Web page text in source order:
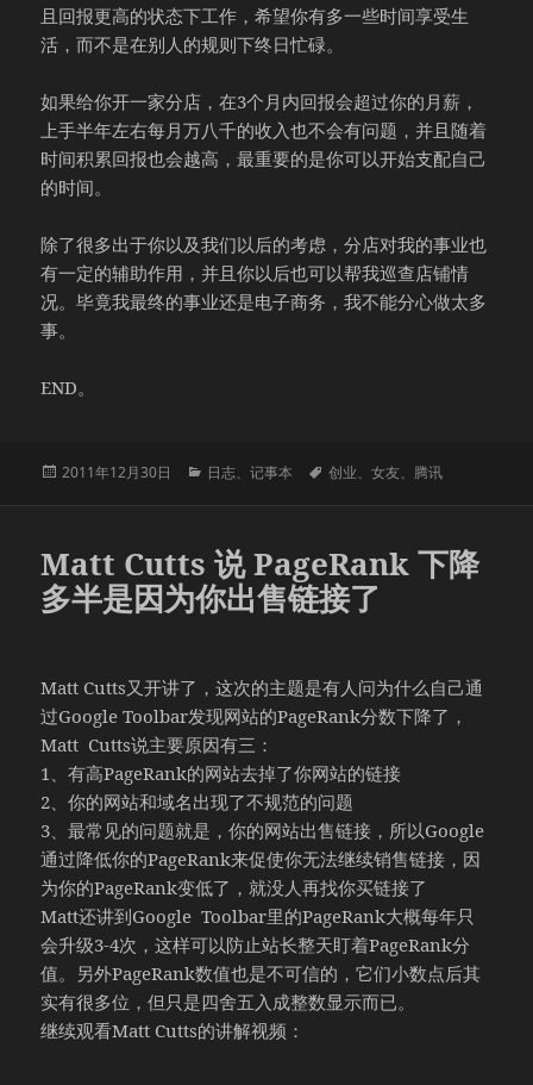
且回报更高的状态下工作，希望你有多一些时间享受生
活，而不是在别人的规则下终日忙碌。
如果给你开一家分店，在3个月内回报会超过你的月薪，
上手半年左右每月万八千的收入也不会有问题，并且随着
时间积累回报也会越高，最重要的是你可以开始支配自己
的时间。
除了很多出于你以及我们以后的考虑，分店对我的事业也
有一定的辅助作用，并且你以后也可以帮我巡查店铺情
况。毕竟我最终的事业还是电子商务，我不能分心做太多
事。
END。
发
2011年12月30日
分
日志、记事本
标
创业、女友、 腾讯
Matt Cutts 说 PageRank 下降
多半是因为你出售链接了
Matt Cutts又开讲了，这次的主题是有人问为什么自己通
过Google Toolbar发现网站的PageRank分数下降了，
Matt Cutts说主要原因有三：
1、有高PageRank的网站去掉了你网站的链接
2、你的网站和域名出现了不规范的问题
3、最常见的问题就是，你的网站出售链接，所以Google
通过降低你的PageRank来促使你无法继续销售链接，因
为你的PageRank变低了，就没人再找你买链接了
Matt还讲到Google Toolbar里的PageRank大概每年只
会升级3-4次，这样可以防止站长整天盯着PageRank分
值。另外PageRank数值也是不可信的，它们小数点后其
实有很多位，但只是四舍五入成整数显示而已。
继续观看Matt Cutts的讲解视频：